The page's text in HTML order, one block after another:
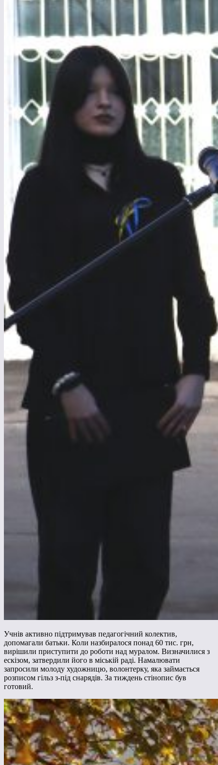
Учнів активно підтримував педагогічний колектив,
допомагали батьки. Коли назбиралося понад 60 тис. грн,
вирішили приступити до роботи над муралом. Визначилися з
ескізом, затвердили його в міській раді. Намалювати
запросили молоду художницю, волонтерку, яка займається
розписом гільз з-під снарядів. За тиждень стінопис був
готовий.